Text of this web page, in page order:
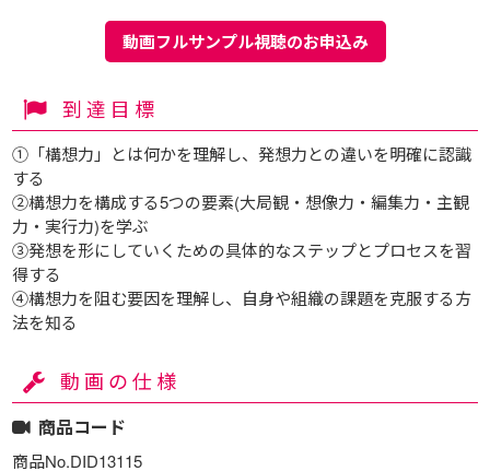
動画フルサンプル視聴のお申込み
到達目標
①「構想力」とは何かを理解し、発想力との違いを明確に認識
する
②構想力を構成する5つの要素(大局観・想像力・編集力・主観
力・実行力)を学ぶ
③発想を形にしていくための具体的なステップとプロセスを習
得する
④構想力を阻む要因を理解し、自身や組織の課題を克服する方
法を知る
動画の仕様
商品コード
商品No.DID13115